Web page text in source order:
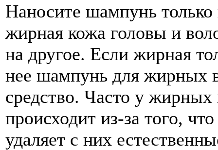
Наносите шампунь
жирная кожа головы и
на другое. Если жирная
нее шампунь для жирных
средство. Часто у
происходит из-за того,
удаляет с них